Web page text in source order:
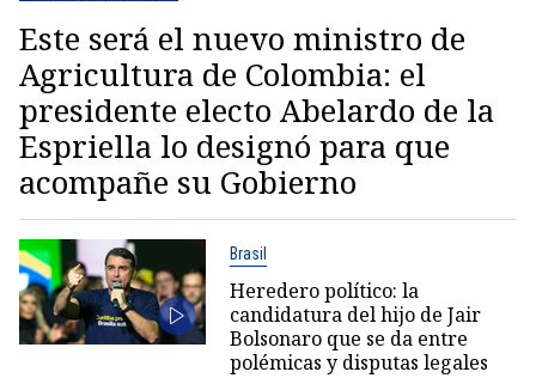
Este será el nuevo ministro de
Agricultura de Colombia: el
presidente electo Abelardo de la
Espriella lo designó para que
acompañe su Gobierno
Brasil
Heredero político: la
candidatura del hijo de Jair
Bolsonaro que se da entre
polémicas y disputas legales